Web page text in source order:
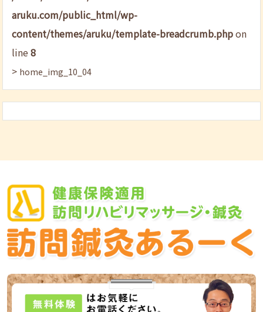
aruku.com/public_html/wp-
content/themes/aruku/template-breadcrumb.phpon
line8
> home_img_10_04